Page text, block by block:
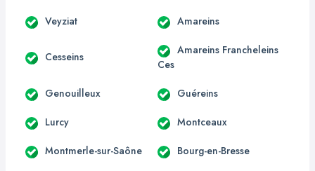
Veyziat Amareins
Cesseins
Amareins Francheleins
Ces
Genouilleux Guéreins
Lurcy Montceaux
Montmerle-sur-Saône Bourg-en-Bresse